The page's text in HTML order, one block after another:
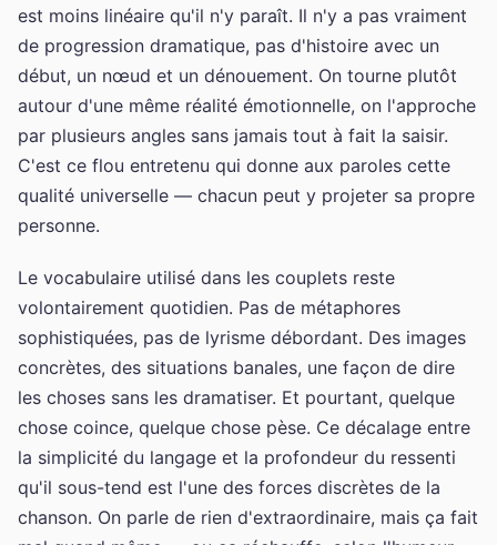
est moins linéaire qu'il n'y paraît. Il n'y a pas vraiment
de progression dramatique, pas d'histoire avec un
début, un nœud et un dénouement. On tourne plutôt
autour d'une même réalité émotionnelle, on l'approche
par plusieurs angles sans jamais tout à fait la saisir.
C'est ce flou entretenu qui donne aux paroles cette
qualité universelle — chacun peut y projeter sa propre
personne.
Le vocabulaire utilisé dans les couplets reste
volontairement quotidien. Pas de métaphores
sophistiquées, pas de lyrisme débordant. Des images
concrètes, des situations banales, une façon de dire
les choses sans les dramatiser. Et pourtant, quelque
chose coince, quelque chose pèse. Ce décalage entre
la simplicité du langage et la profondeur du ressenti
qu'il sous-tend est l'une des forces discrètes de la
chanson. On parle de rien d'extraordinaire, mais ça fait